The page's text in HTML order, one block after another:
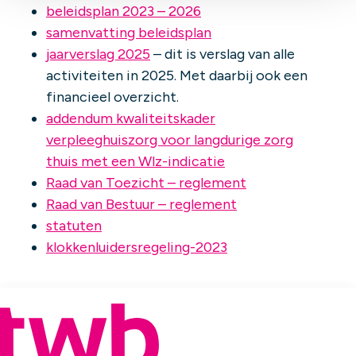
beleidsplan 2023 – 2026
samenvatting beleidsplan
jaarverslag 2025 – dit is verslag van alle
activiteiten in 2025. Met daarbij ook een
financieel overzicht.
addendum kwaliteitskader
verpleeghuiszorg voor langdurige zorg
thuis met een Wlz-indicatie
Raad van Toezicht – reglement
Raad van Bestuur – reglement
statuten
klokkenluidersregeling-2023